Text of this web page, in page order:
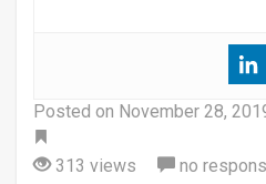
Posted on November 28,
313 views
no